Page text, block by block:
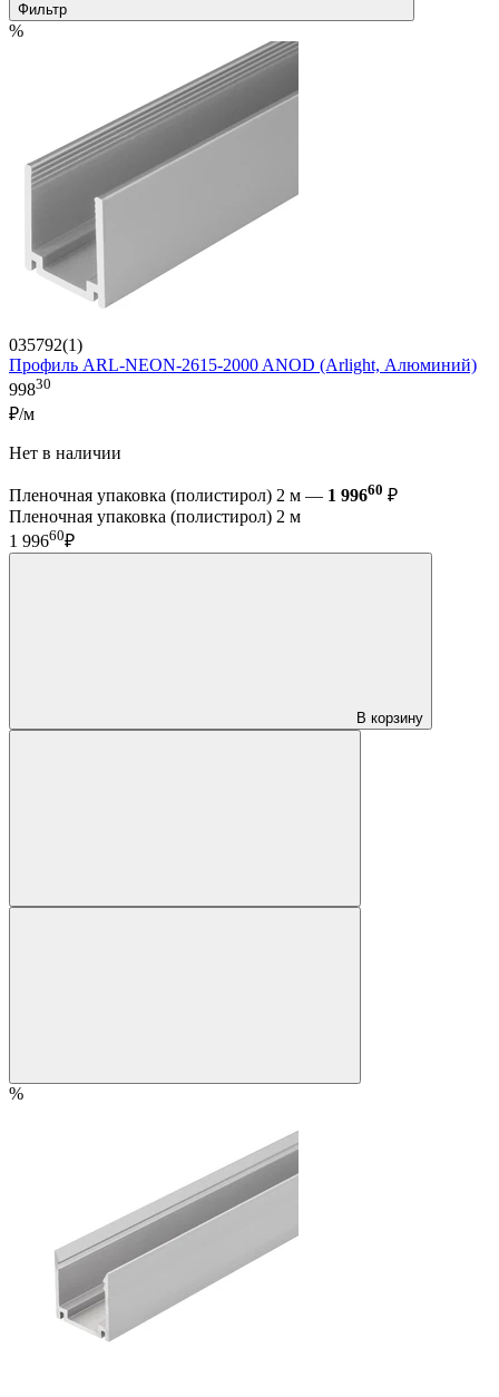
Фильтр
%
035792(1)
Профиль ARL-NEON-2615-2000 ANOD (Arlight, Алюминий)
99830
₽/м
Нет в наличии
Пленочная упаковка (полистирол) 2 м — 1 99660 ₽
Пленочная упаковка (полистирол) 2 м
1 99660₽
В корзину
%